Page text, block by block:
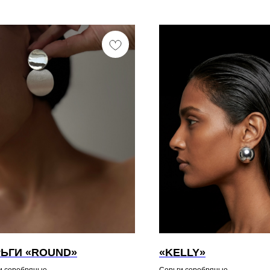
«ROUND» «KELLY»